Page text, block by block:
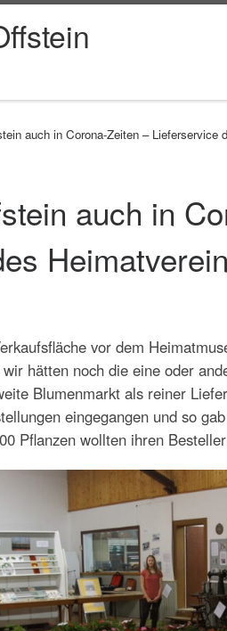
auch in Corona-Zeiten – Lieferservice
auch in
vor dem
hätten noch die eine oder
Blumenmarkt als reiner
eingegangen und so
Pflanzen wollten ihren